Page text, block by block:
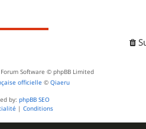
Software © phpBB Limited
officielle © Qiaeru
by: phpBB SEO
| Conditions